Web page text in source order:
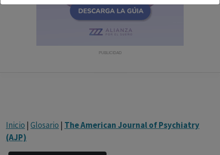
facultados para prescribir o dispensar medicamentos
con ejercicio profesional. La información técnica de los
fármacos se facilita a título meramente informativo,
PUBLICIDAD
Inicio | Glosario | The American Journal of Psychiatry
(AJP)